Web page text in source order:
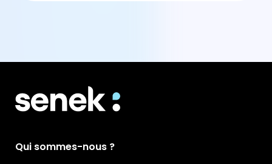
Qui sommes-nous ?